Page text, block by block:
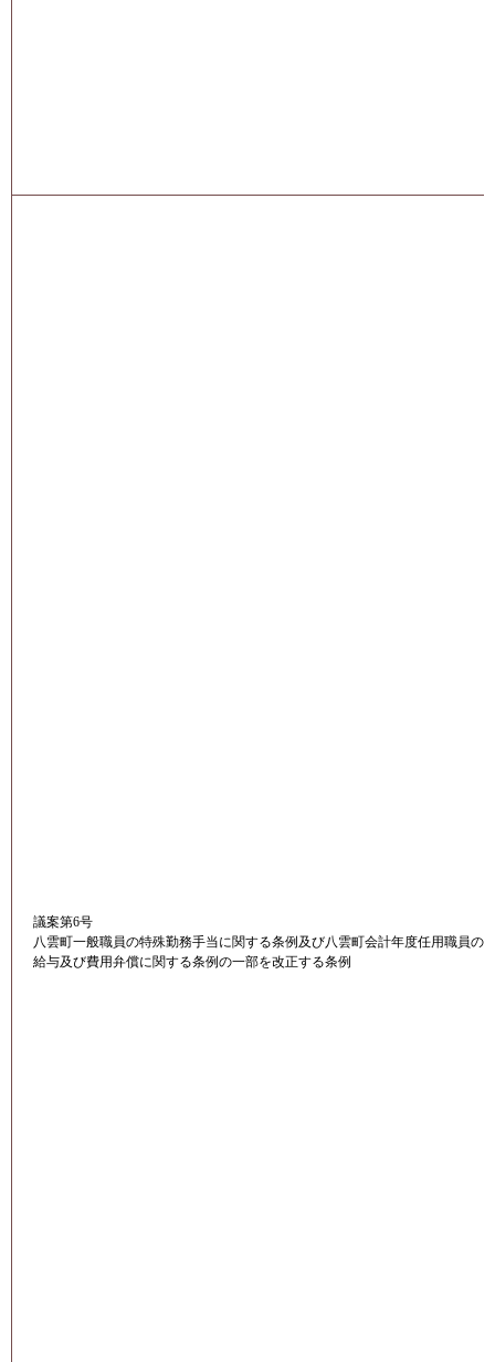
議案第6号
八雲町一般職員の特殊勤務手当に関する条例及び八雲町会計年度任用職員の
給与及び費用弁償に関する条例の一部を改正する条例